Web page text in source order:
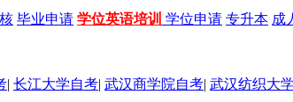
毕业申请 学位英语培训 学位申请 专升本 成
| 长江大学自考| 武汉商学院自考| 武汉纺织大